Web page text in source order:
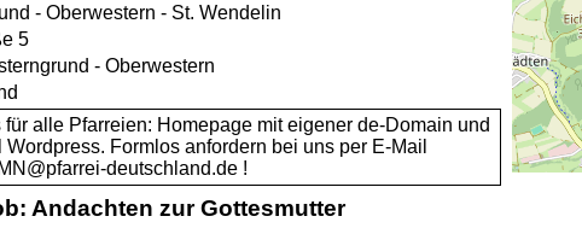
- Oberwestern - St. Wendelin
5
- Oberwestern
für alle Pfarreien: Homepage mit eigener de-Domain und
Wordpress. Formlos anfordern bei uns per E-Mail
deutschland.de !
Andachten zur Gottesmutter